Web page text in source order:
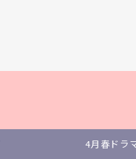
4月春ドラ